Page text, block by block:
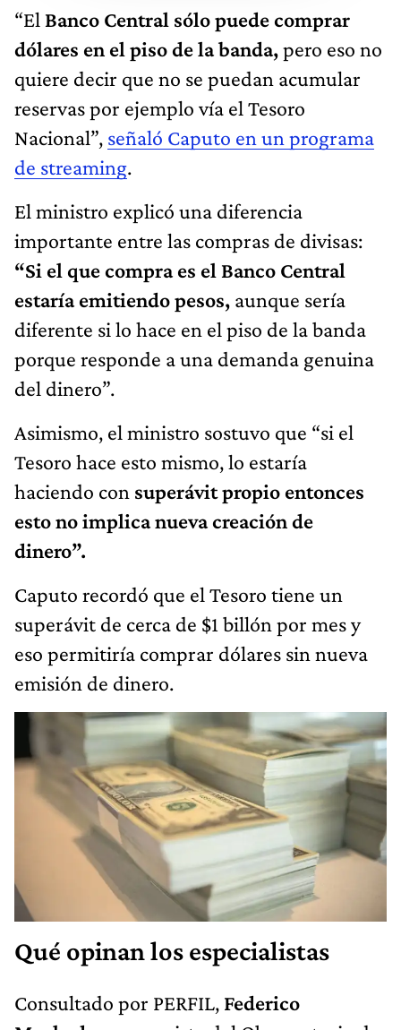
“El Banco Central sólo puede comprar
dólares en el piso de la banda,pero eso no
quiere decir que no se puedan acumular
reservas por ejemplo vía el Tesoro
Nacional”, señaló Caputo en un programa
de streaming.
El ministro explicó una diferencia
importante entre las compras de divisas:
“Si el que compra es el Banco Central
estaría emitiendo pesos, aunque sería
diferente si lo hace en el piso de la banda
porque responde a una demanda genuina
del dinero”.
Asimismo, el ministro sostuvo que “si el
Tesoro hace esto mismo, lo estaría
haciendo con superávit propio entonces
esto no implica nueva creación de
dinero”.
Caputo recordó que el Tesoro tiene un
superávit de cerca de $1 billón por mes y
eso permitiría comprar dólares sin nueva
emisión de dinero.
Qué opinan los especialistas
Consultado por PERFIL, Federico